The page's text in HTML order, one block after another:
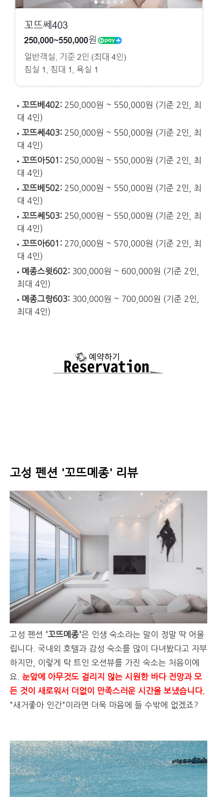
꼬뜨베402: 250,000원 ~ 550,000원 (기준 2인, 최
대 4인)
꼬뜨쎄403: 250,000원 ~ 550,000원 (기준 2인, 최
대 4인)
꼬뜨아501: 250,000원 ~ 550,000원 (기준 2인, 최
대 4인)
꼬뜨베502: 250,000원 ~ 550,000원 (기준 2인, 최
대 4인)
꼬뜨쎄503: 250,000원 ~ 550,000원 (기준 2인, 최
대 4인)
꼬뜨아601: 270,000원 ~ 570,000원 (기준 2인, 최
대 4인)
메종스윗602: 300,000원 ~ 600,000원 (기준 2인,
최대 4인)
메종그랑603: 300,000원 ~ 700,000원 (기준 2인,
최대 4인)
고성 펜션 '꼬뜨메종' 리뷰
고성 펜션 '꼬뜨메종'은 인생 숙소라는 말이 정말 딱 어울
립니다. 국내외 호텔과 감성 숙소를 많이 다녀봤다고 자부
하지만, 이렇게 탁 트인 오션뷰를 가진 숙소는 처음이에
요. 눈앞에 아무것도 걸리지 않는 시원한 바다 전망과 모
든 것이 새로워서 더없이 만족스러운 시간을 보냈습니다.
"새거좋아 인간"이라면 더욱 마음에 들 수밖에 없겠죠?